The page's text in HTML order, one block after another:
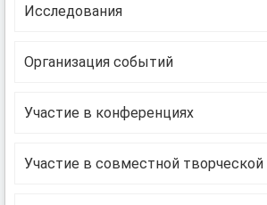
Исследования
Организация событий
Участие в конференциях
Участие в совместной творческой